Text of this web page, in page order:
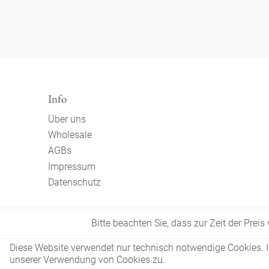
Info
Über uns
Wholesale
AGBs
Impressum
Datenschutz
Diese Website verwendet nur technisch notwendige
unserer Verwendung von Cookies zu.
Bitte beachten Sie, dass zur Zeit der